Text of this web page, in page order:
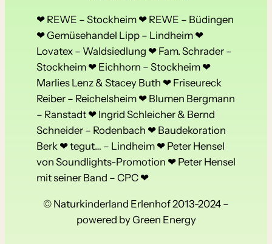
❤ REWE – Stockheim ❤ REWE – Büdingen
❤ Gemüsehandel Lipp – Lindheim ❤
Lovatex – Waldsiedlung ❤ Fam. Schrader –
Stockheim ❤ Eichhorn – Stockheim ❤
Marlies Lenz & Stacey Buth ❤ Friseureck
Reiber – Reichelsheim ❤ Blumen Bergmann
– Ranstadt ❤ Ingrid Schleicher & Bernd
Schneider – Rodenbach ❤ Baudekoration
Berk ❤ tegut… – Lindheim ❤ Peter Hensel
von Soundlights-Promotion ❤ Peter Hensel
mit seiner Band – CPC ❤
© Naturkinderland Erlenhof 2013-2024 –
powered by Green Energy